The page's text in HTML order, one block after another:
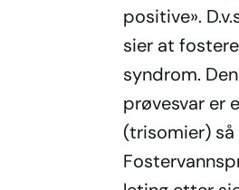
positive».
sier at
syndrom.
prøvesvar er
(trisomier)